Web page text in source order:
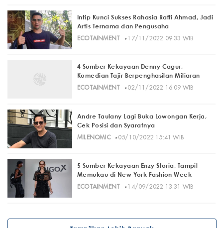
Intip Kunci Sukses Rahasia Raffi Ahmad, Jadi
Artis Ternama dan Pengusaha
ECOTAINMENT
· 17/11/2022 09:33 WIB
4 Sumber Kekayaan Denny Cagur,
Komedian Tajir Berpenghasilan Miliaran
ECOTAINMENT
· 02/11/2022 16:09 WIB
Andre Taulany Lagi Buka Lowongan Kerja,
Cek Posisi dan Syaratnya
MILENOMIC· 05/10/2022 15:41 WIB
5 Sumber Kekayaan Enzy Storia, Tampil
Memukau di New York Fashion Week
ECOTAINMENT
· 14/09/2022 13:31 WIB